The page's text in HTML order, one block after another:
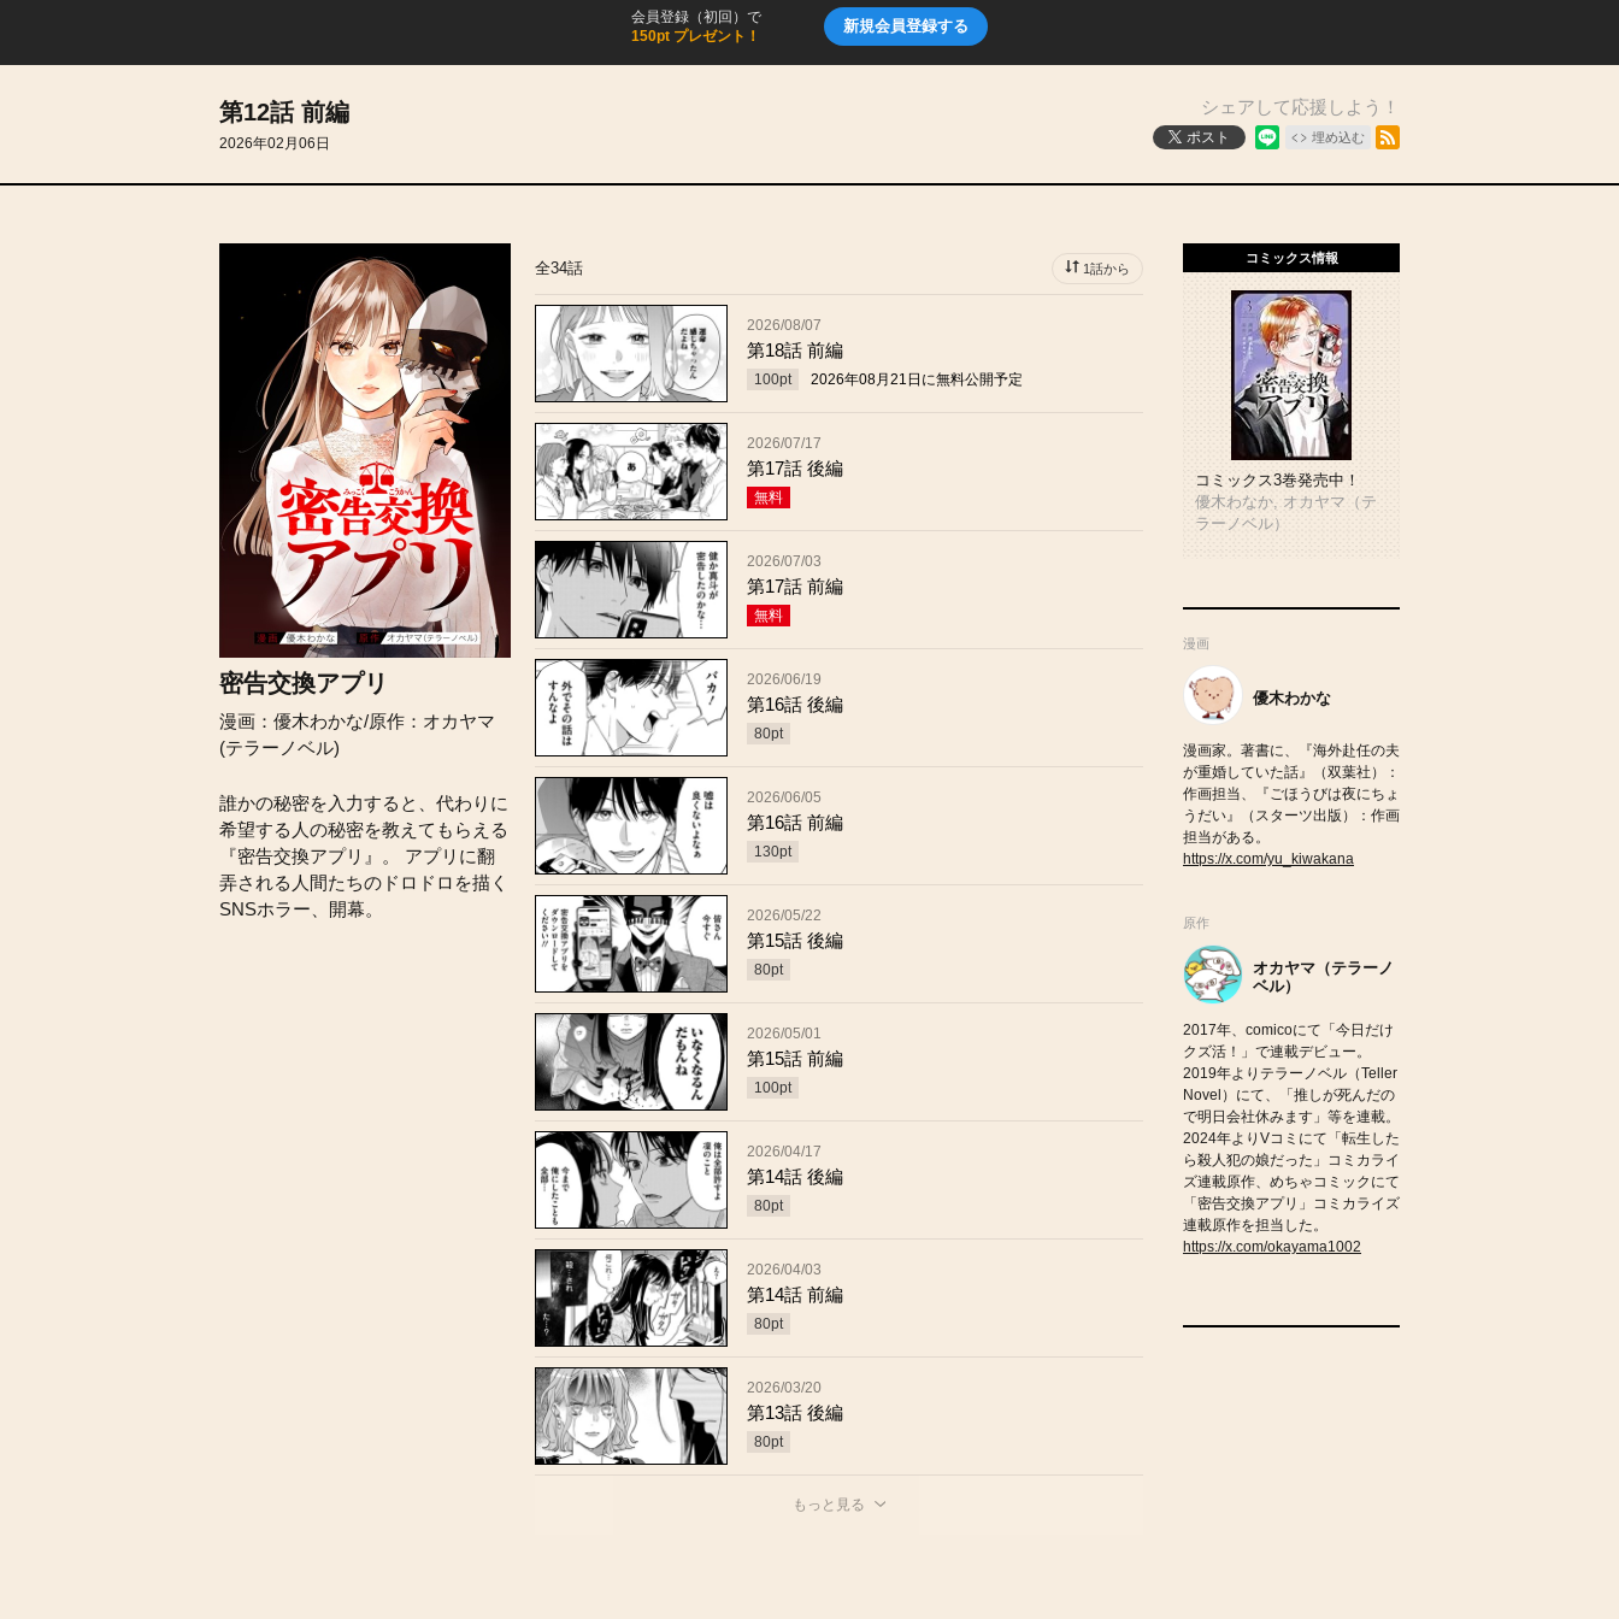
会員登録（初回）で
150pt プレゼント！
新規会員登録する
第12話 前編
2026年02月06日
シェアして応援しよう！
ポスト 埋め込む
密告交換アプリ
漫画：優木わかな/原作：オカヤマ
(テラーノベル)
誰かの秘密を入力すると、代わりに
希望する人の秘密を教えてもらえる
『密告交換アプリ』。 アプリに翻
弄される人間たちのドロドロを描く
SNSホラー、開幕。
全34話 1話から
2026/08/07
第18話 前編
100pt 2026年08月21日 に無料公開予定
2026/07/17
第17話 後編
無料
2026/07/03
第17話 前編
無料
2026/06/19
第16話 後編
80pt
2026/06/05
第16話 前編
130pt
2026/05/22
第15話 後編
80pt
2026/05/01
第15話 前編
100pt
2026/04/17
第14話 後編
80pt
2026/04/03
第14話 前編
80pt
2026/03/20
第13話 後編
80pt
もっと見る
コミックス情報
コミックス3巻発売中！
優木わなか, オカヤマ（テ
ラーノベル）
漫画
優木わかな
漫画家。著書に、『海外赴任の夫
が重婚していた話』（双葉社）：
作画担当、『ごほうびは夜にちょ
うだい』（スターツ出版）：作画
担当がある。
https://x.com/yu_kiwakana
原作
オカヤマ（テラーノ
ベル）
2017年、comicoにて「今日だけ
クズ活！」で連載デビュー。
2019年よりテラーノベル（Teller
Novel）にて、「推しが死んだの
で明日会社休みます」等を連載。
2024年よりVコミにて「転生した
ら殺人犯の娘だった」コミカライ
ズ連載原作、めちゃコミックにて
「密告交換アプリ」コミカライズ
連載原作を担当した。
https://x.com/okayama1002